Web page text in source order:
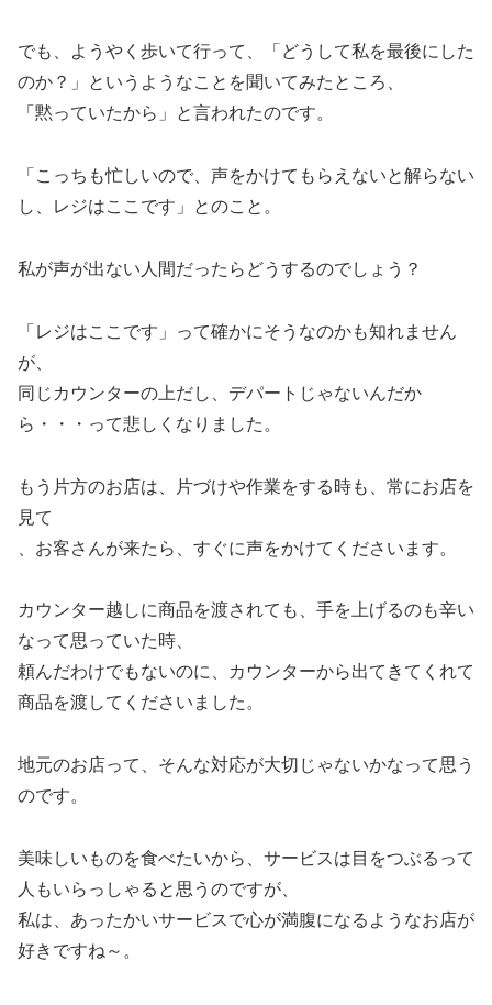
でも、ようやく歩いて行って、「どうして私を最後にした
のか？」というようなことを聞いてみたところ、
「黙っていたから」と言われたのです。
「こっちも忙しいので、声をかけてもらえないと解らない
し、レジはここです」とのこと。
私が声が出ない人間だったらどうするのでしょう？
「レジはここです」って確かにそうなのかも知れません
が、
同じカウンターの上だし、デパートじゃないんだか
ら・・・って悲しくなりました。
もう片方のお店は、片づけや作業をする時も、常にお店を
見て
、お客さんが来たら、すぐに声をかけてくださいます。
カウンター越しに商品を渡されても、手を上げるのも辛い
なって思っていた時、
頼んだわけでもないのに、カウンターから出てきてくれて
商品を渡してくださいました。
地元のお店って、そんな対応が大切じゃないかなって思う
のです。
美味しいものを食べたいから、サービスは目をつぶるって
人もいらっしゃると思うのですが、
私は、あったかいサービスで心が満腹になるようなお店が
好きですね～。